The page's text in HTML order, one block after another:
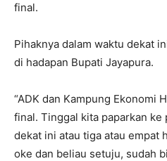
final.
Pihaknya dalam waktu dekat
di hadapan Bupati Jayapura.
“ADK dan Kampung Ekonomi
final. Tinggal kita paparkan ke
dekat ini atau tiga atau empat
oke dan beliau setuju, sudah